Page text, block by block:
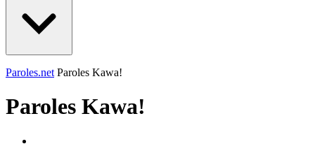
Paroles.net Paroles Kawa!
Paroles Kawa!